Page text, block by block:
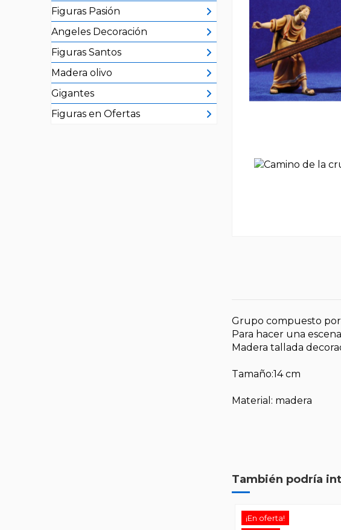
Grupo compuesto por
Para hacer una
Madera tallada
Tamaño:14 cm
Material: madera
También podría
¡En oferta!
Figuras Pasión
Angeles Decoración
Figuras Santos
Madera olivo
Gigantes
Figuras en Ofertas